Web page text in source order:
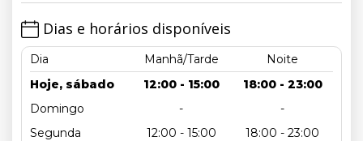
Dias e horários disponíveis
Dia Manhã/Tarde
Noite
Hoje, sábado
12:00 - 15:00
18:00 - 23:00
Domingo
-
-
Segunda
12:00 - 15:00
18:00 - 23:00